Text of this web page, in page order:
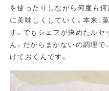
を使ったりしながら何度も何
に美味しくしていく。本来、
す。でもシェフが決めたルセ
ん。だからまかないの調理で
けておくんです。